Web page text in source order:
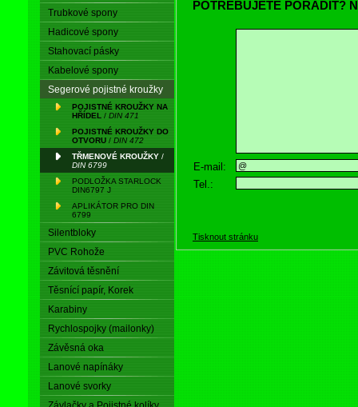
Trubkové spony
Hadicové spony
Stahovací pásky
Kabelové spony
Segerové pojistné kroužky
POJISTNÉ KROUŽKY NA
HŘÍDEL / DIN 471
POJISTNÉ KROUŽKY DO
OTVORU / DIN 472
TŘMENOVÉ KROUŽKY /
DIN 6799
PODLOŽKA STARLOCK
DIN6797 J
APLIKÁTOR PRO DIN
6799
Silentbloky
PVC Rohože
Závitová těsnění
Těsnící papír, Korek
Karabiny
Rychlospojky (mailonky)
Závěsná oka
Lanové napínáky
Lanové svorky
POTŘEBUJETE PORADIT?
E-mail:
Tel.:
Tisknout stránku